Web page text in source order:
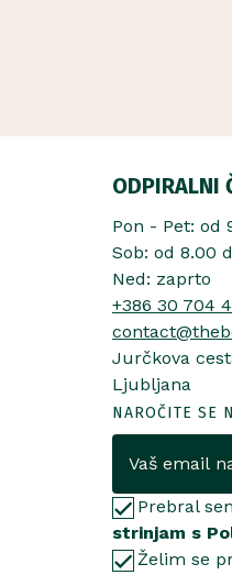
ODPIRALNI
Pon - Pet: od
Sob: od 8.00
Ned: zaprto
+386 30 704
Jurčkova
Ljubljana
NAROČITE SE
Prebral
strinjam s
Želim se